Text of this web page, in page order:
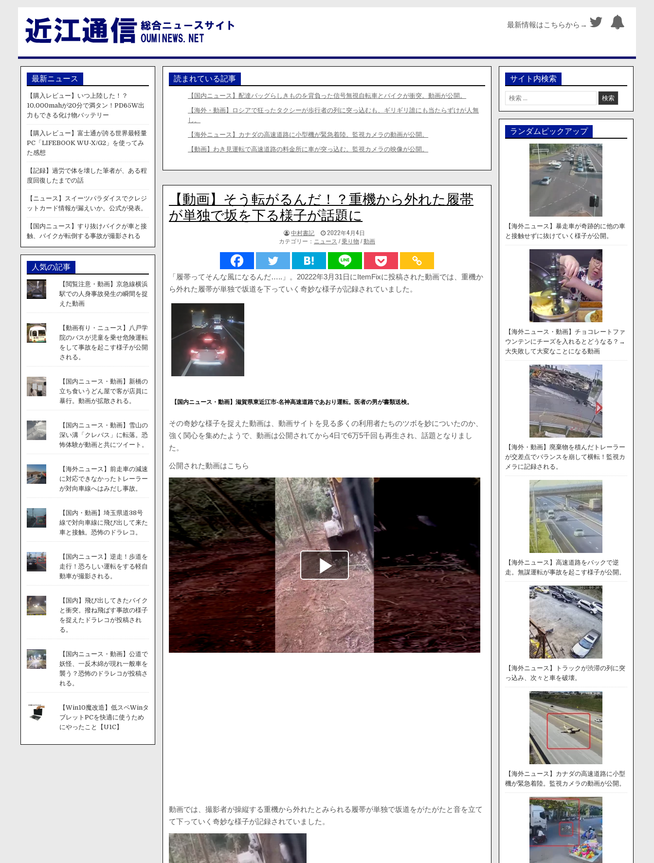
最新情報はこちらから→
読まれている記事
【国内ニュース】配達バッグらしきものを背負った信号無視自転車とバイクが衝突。動画が公開。
【海外・動画】ロシアで狂ったタクシーが歩行者の列に突っ込むも、ギリギリ誰にも当たらずけが人無
し。
【海外ニュース】カナダの高速道路に小型機が緊急着陸。監視カメラの動画が公開。
【動画】わき見運転で高速道路の料金所に車が突っ込む。監視カメラの映像が公開。
【動画】そう転がるんだ！？重機から外れた履帯
が単独で坂を下る様子が話題に
著
者:
中村書記
掲
載
日：
2022年4月4日
カテゴリー： ニュース /乗り物 /動画
「履帯ってそんな風になるんだ…..」。20222年3月31日にItemFixに投稿された動画では、重機か
ら外れた履帯が単独で坂道を下っていく奇妙な様子が記録されていました。
【国内ニュース・動画】滋賀県東近江市-名神高速道路であおり運転。医者の男が書類送検。
その奇妙な様子を捉えた動画は、動画サイトを見る多くの利用者たちのツボを妙についたのか、
強く関心を集めたようで、動画は公開されてから4日で6万5千回も再生され、話題となりまし
た。
公開された動画はこちら
動画では、撮影者が操縦する重機から外れたとみられる履帯が単独で坂道をがたがたと音を立て
て下っていく奇妙な様子が記録されていました。
最新ニュース
【購入レビュー】いつ上陸した！？
10,000mahが20分で満タン！PD65W出
力もできる化け物バッテリー
【購入レビュー】富士通が誇る世界最軽量
PC「LIFEBOOK WU-X/G2」を使ってみ
た感想
【記録】過労で体を壊した筆者が、ある程
度回復したまでの話
【ニュース】スイーツパラダイスでクレジ
ットカード情報が漏えいか。公式が発表。
【国内ニュース】すり抜けバイクが車と接
触、バイクが転倒する事故が撮影される
人気の記事
【閲覧注意・動画】京急線横浜
駅での人身事故発生の瞬間を捉
えた動画
【動画有り・ニュース】八戸学
院のバスが児童を乗せ危険運転
をして事故を起こす様子が公開
される。
【国内ニュース・動画】新橋の
立ち食いうどん屋で客が店員に
暴行。動画が拡散される。
【国内ニュース・動画】雪山の
深い溝「クレバス」に転落。恐
怖体験が動画と共にツイート。
【海外ニュース】前走車の減速
に対応できなかったトレーラー
が対向車線へはみだし事故。
【国内・動画】埼玉県道38号
線で対向車線に飛び出して来た
車と接触。恐怖のドラレコ。
【国内ニュース】逆走！歩道を
走行！恐ろしい運転をする軽自
動車が撮影される。
【国内】飛び出してきたバイク
と衝突。撥ね飛ばす事故の様子
を捉えたドラレコが投稿され
る。
【国内ニュース・動画】公道で
妖怪、一反木綿が現れ一般車を
襲う？恐怖のドラレコが投稿さ
れる。
【Win10魔改造】低スペWinタ
ブレットPCを快適に使うため
にやったこと【U1C】
サイト内検索
検
索:
ランダムピックアップ
【海外ニュース】暴走車が奇跡的に他の車
と接触せずに抜けていく様子が公開。
【海外ニュース・動画】チョコレートファ
ウンテンにチーズを入れるとどうなる？→
大失敗して大変なことになる動画
【海外・動画】廃棄物を積んだトレーラー
が交差点でバランスを崩して横転！監視カ
メラに記録される。
【海外ニュース】高速道路をバックで逆
走。無謀運転が事故を起こす様子が公開。
【海外ニュース】トラックが渋滞の列に突
っ込み、次々と車を破壊。
【海外ニュース】カナダの高速道路に小型
機が緊急着陸。監視カメラの動画が公開。